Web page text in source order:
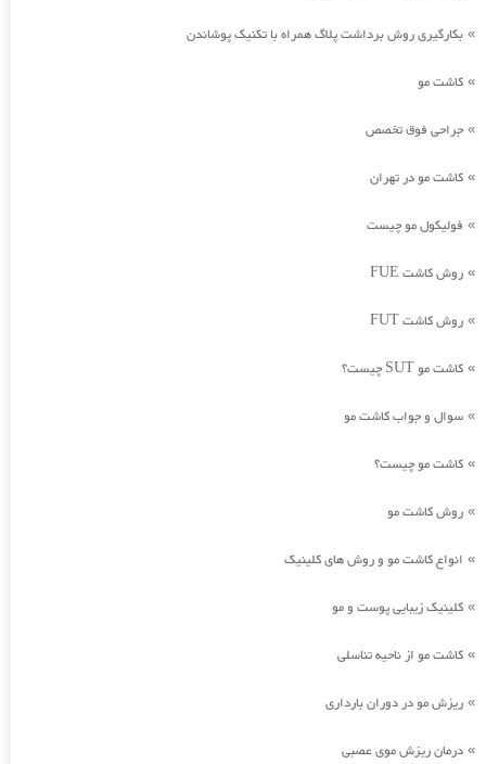
» بکارگیری روش برداشت پلاگ همراه با تکنیک پوشاندن
» کاشت مو
» جراحی فوق تخصص
» کاشت مو در تهران
» فولیکول مو چیست
» روش کاشت FUE
» روش کاشت FUT
» کاشت مو SUT چیست؟
» سوال و جواب کاشت مو
» کاشت مو چیست؟
» روش کاشت مو
» انواع کاشت مو و روش های کلینیک
» کلینیک زیبایی پوست و مو
» کاشت مو از ناحیه تناسلی
» ریزش مو در دوران بارداری
» درمان ریزش موی عصبی